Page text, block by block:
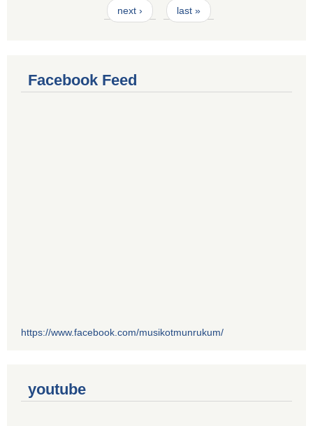
next › last »
Facebook Feed
https://www.facebook.com/musikotmunrukum/
youtube